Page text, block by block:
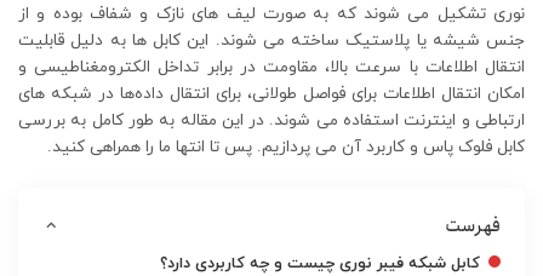
نوری تشکیل می شوند که به صورت لیف‌ های نازک و شفاف بوده و از
جنس شیشه یا پلاستیک ساخته می ‌شوند. این کابل ‌ها به دلیل قابلیت
انتقال اطلاعات با سرعت بالا، مقاومت در برابر تداخل الکترومغناطیسی و
امکان انتقال اطلاعات برای فواصل طولانی، برای انتقال داده‌ها در شبکه‌ های
ارتباطی و اینترنت استفاده می ‌شوند. در این مقاله به طور کامل به بررسی
کابل فلوک پاس و کاربرد آن می پردازیم. پس تا انتها ما را همراهی کنید.
فهرست
کابل شبکه فیبر نوری چیست و چه کاربردی دارد؟